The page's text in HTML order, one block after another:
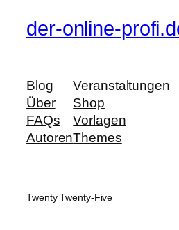
der-online-
Blog
Über
FAQs
Autoren
Veranstaltungen
Shop
Vorlagen
Themes
Twenty Twenty-Five